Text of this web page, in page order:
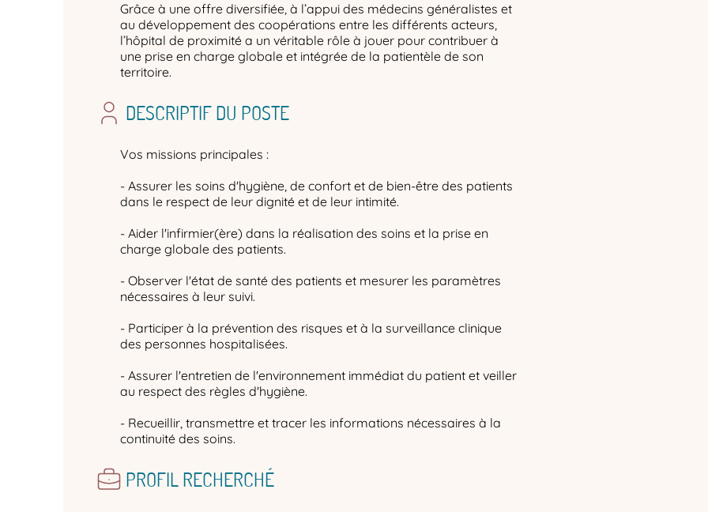
Grâce à une offre diversifiée, à l’appui des médecins généralistes et
au développement des coopérations entre les différents acteurs,
l’hôpital de proximité a un véritable rôle à jouer pour contribuer à
une prise en charge globale et intégrée de la patientèle de son
territoire.
DESCRIPTIF DU POSTE
Vos missions principales :
- Assurer les soins d'hygiène, de confort et de bien-être des patients
dans le respect de leur dignité et de leur intimité.
- Aider l'infirmier(ère) dans la réalisation des soins et la prise en
charge globale des patients.
- Observer l'état de santé des patients et mesurer les paramètres
nécessaires à leur suivi.
- Participer à la prévention des risques et à la surveillance clinique
des personnes hospitalisées.
- Assurer l'entretien de l'environnement immédiat du patient et veiller
au respect des règles d'hygiène.
- Recueillir, transmettre et tracer les informations nécessaires à la
continuité des soins.
PROFIL RECHERCHÉ